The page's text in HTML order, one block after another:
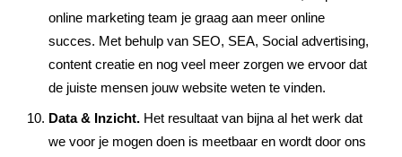
online marketing team je graag aan meer online
succes. Met behulp van SEO, SEA, Social advertising,
content creatie en nog veel meer zorgen we ervoor dat
de juiste mensen jouw website weten te vinden.
Data & Inzicht. Het resultaat van bijna al het werk dat
we voor je mogen doen is meetbaar en wordt door ons